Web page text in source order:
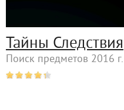
Тайны Следствия
Поиск предметов 2016 г.